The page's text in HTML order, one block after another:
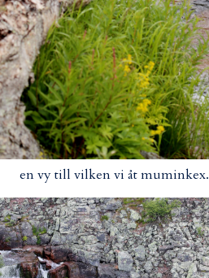
en vy till vilken vi åt muminkex.